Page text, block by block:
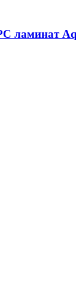
ламинат